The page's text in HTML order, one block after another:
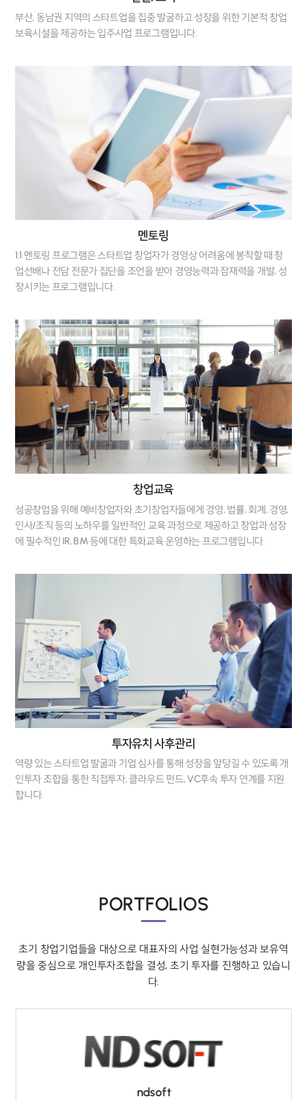
부산, 동남권 지역의 스타트업을 집중 발굴하고 성장을 위한 기본적 창업
보육시설을 제공하는 입주사업 프로그램입니다.
멘토링
1:1 멘토링 프로그램은 스타트업 창업자가 경영상 어려움에 봉착할 때 창
업선배나 전담 전문가 집단을 조언을 받아 경영능력과 잠재력을 개발, 성
장시키는 프로그램입니다.
창업교육
성공창업을 위해 예비창업자와 초기창업자들에게 경영, 법률, 회계, 경영,
인사/조직 등의 노하우를 일반적인 교육 과정으로 제공하고 창업과 성장
에 필수적인 IR, BM 등에 대한 특화교육 운영하는 프로그램입니다.
투자유치 사후관리
역량 있는 스타트업 발굴과 기업 심사를 통해 성장을 앞당길 수 있도록 개
인투자 조합을 통한 직접투자, 클라우드 펀드, VC후속 투자 연계를 지원
합니다.
PORTFOLIOS
초기 창업기업들을 대상으로 대표자의 사업 실현가능성과 보유역
량을 중심으로 개인투자조합을 결성, 초기 투자를 진행하고 있습니
다.
ndsoft